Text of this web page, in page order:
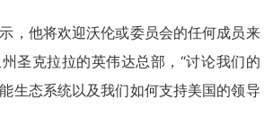
，他将欢迎沃伦或委员会的任何成员来
圣克拉拉的英伟达总部，“讨论我们的
生态系统以及我们如何支持美国的领导